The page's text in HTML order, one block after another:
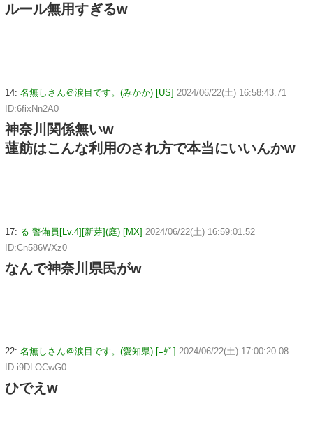
ルール無用すぎるw
14: 名無しさん＠涙目です。(みかか) [US] 2024/06/22(土) 16:58:43.71
ID:6fixNn2A0
神奈川関係無いw
蓮舫はこんな利用のされ方で本当にいいんかw
17: る 警備員[Lv.4][新芽](庭) [MX] 2024/06/22(土) 16:59:01.52
ID:Cn586WXz0
なんで神奈川県民がw
22: 名無しさん＠涙目です。(愛知県) [ﾆﾀﾞ] 2024/06/22(土) 17:00:20.08
ID:i9DLOCwG0
ひでえw